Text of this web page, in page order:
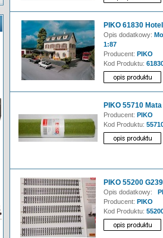
PIKO 61830 Hotel
Opis dodatkowy:
1:87
Producent: PIKO
Kod Produktu:
PIKO 55710
Producent: PIKO
Kod Produktu:
PIKO 55200
Opis dodatkowy:
Producent: PIKO
Kod Produktu: